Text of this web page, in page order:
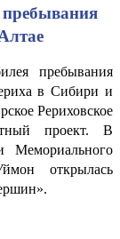
пребывания
в Сибири и
Рериховское
проект. В
Мемориального
открылась